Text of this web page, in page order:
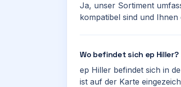
Ja, unser Sortiment
kompatibel sind und
Wo befindet sich ep Hiller?
ep Hiller befindet sich in
ist auf der Karte